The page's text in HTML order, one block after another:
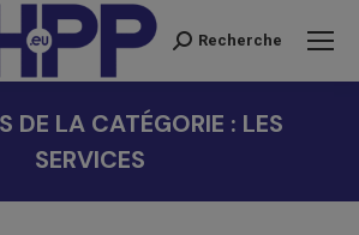
Recherche
Recherche
DE LA CATÉGORIE : LES
SERVICES